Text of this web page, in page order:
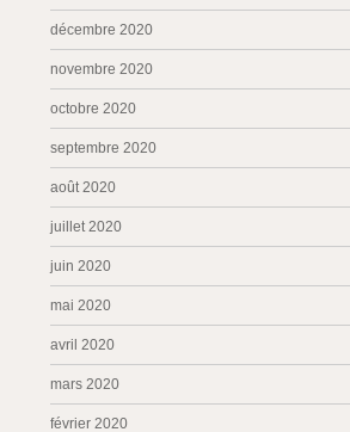
décembre 2020
novembre 2020
octobre 2020
septembre 2020
août 2020
juillet 2020
juin 2020
mai 2020
avril 2020
mars 2020
février 2020